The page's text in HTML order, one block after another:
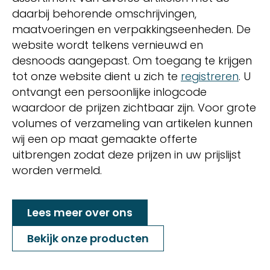
daarbij behorende omschrijvingen,
maatvoeringen en verpakkingseenheden. De
website wordt telkens vernieuwd en
desnoods aangepast. Om toegang te krijgen
tot onze website dient u zich te registreren. U
ontvangt een persoonlijke inlogcode
waardoor de prijzen zichtbaar zijn. Voor grote
volumes of verzameling van artikelen kunnen
wij een op maat gemaakte offerte
uitbrengen zodat deze prijzen in uw prijslijst
worden vermeld.
Lees meer over ons
Bekijk onze producten